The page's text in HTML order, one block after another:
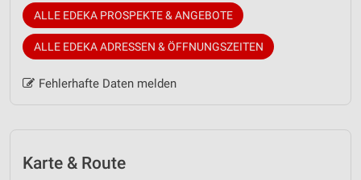
ALLE EDEKA PROSPEKTE & ANGEBOTE
ALLE EDEKA ADRESSEN & ÖFFNUNGSZEITEN
Fehlerhafte Daten melden
Karte & Route